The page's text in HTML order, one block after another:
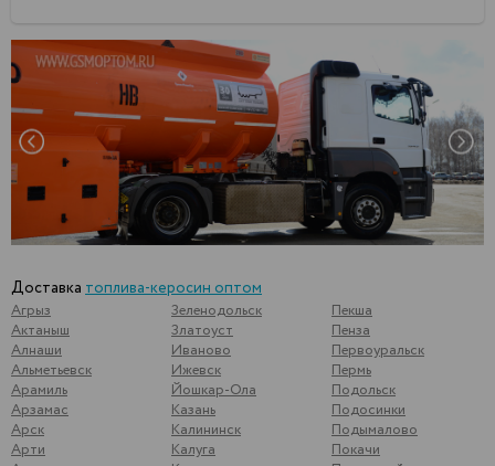
Доставка топлива-керосин оптом
Агрыз
Актаныш
Алнаши
Альметьевск
Арамиль
Арзамас
Арск
Арти
Зеленодольск
Златоуст
Иваново
Ижевск
Йошкар-Ола
Казань
Калининск
Калуга
Пекша
Пенза
Первоуральск
Пермь
Подольск
Подосинки
Подымалово
Покачи